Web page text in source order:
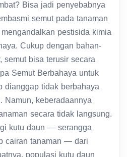
Bisa jadi penyebabnya
semut pada tanaman
pestisida kimia
Cukup dengan bahan-
semut bisa terusir secara
Semut Berbahaya untuk
dianggap tidak berbahaya
Namun, keberadaannya
secara tidak langsung.
kutu daun — serangga
cairan tanaman — dari
populasi kutu daun